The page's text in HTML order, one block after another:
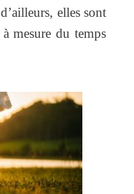
elles sont
mesure du temps